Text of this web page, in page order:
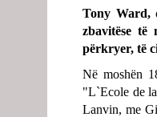
Tony Ward,
zbavitëse
përkryer, të
Në moshën
"L`Ecole de
Lanvin, me